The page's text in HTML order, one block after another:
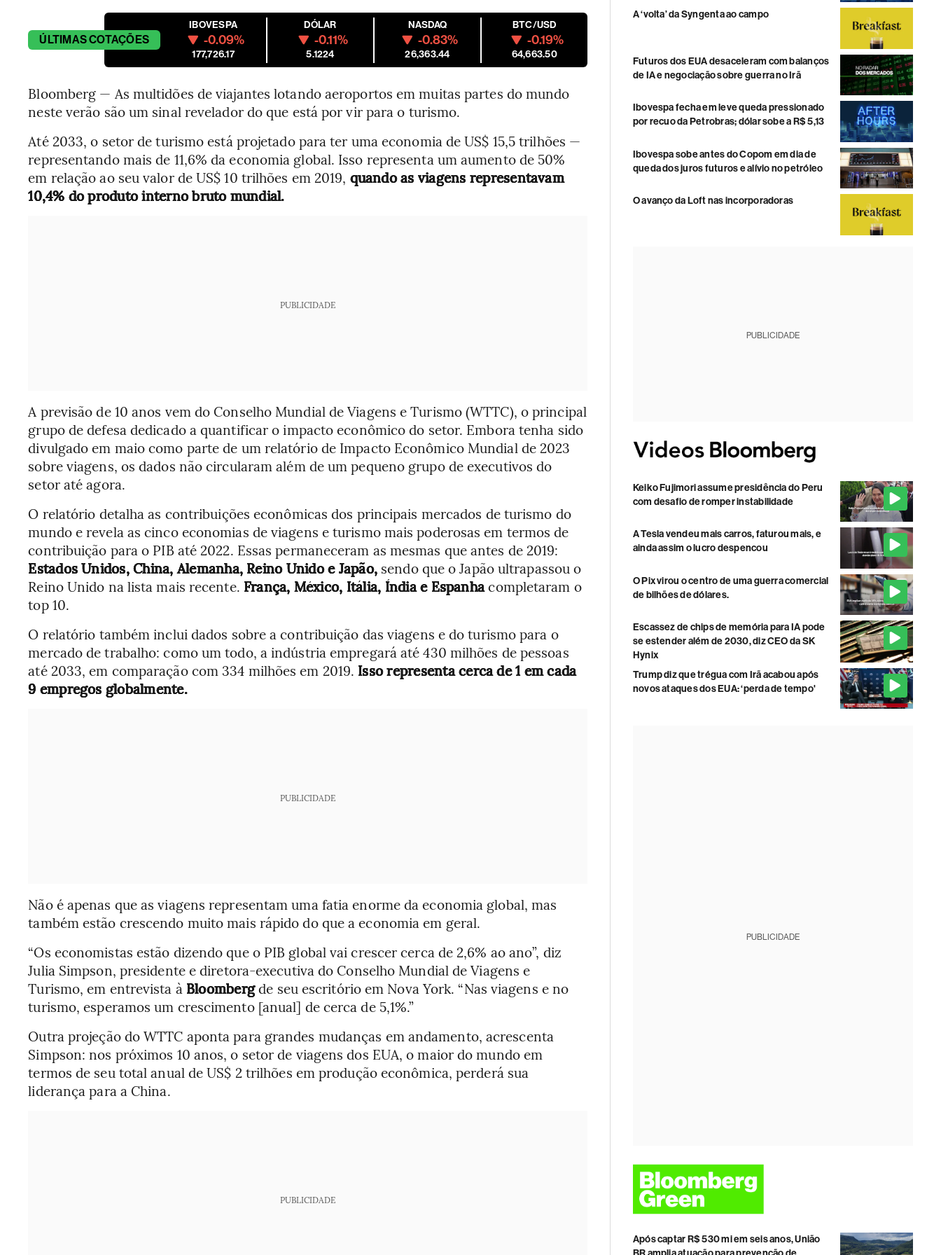
ÚLTIMASCOTAÇÕES
IBOVESPA
-0.09%
177,726.17
DÓLAR
-0.11%
5.1224
NASDAQ
-0.83%
26,363.44
BTC/USD
-0.19%
64,663.50
Bloomberg — As multidões de viajantes lotando aeroportos em muitas partes do mundo
neste verão são um sinal revelador do que está por vir para o turismo.
Até 2033, o setor de turismo está projetado para ter uma economia de US$ 15,5 trilhões —
representando mais de 11,6% da economia global. Isso representa um aumento de 50%
em relação ao seu valor de US$ 10 trilhões em 2019, quando as viagens representavam
10,4% do produto interno bruto mundial.
PUBLICIDADE
A previsão de 10 anos vem do Conselho Mundial de Viagens e Turismo (WTTC), o principal
grupo de defesa dedicado a quantificar o impacto econômico do setor. Embora tenha sido
divulgado em maio como parte de um relatório de Impacto Econômico Mundial de 2023
sobre viagens, os dados não circularam além de um pequeno grupo de executivos do
setor até agora.
O relatório detalha as contribuições econômicas dos principais mercados de turismo do
mundo e revela as cinco economias de viagens e turismo mais poderosas em termos de
contribuição para o PIB até 2022. Essas permaneceram as mesmas que antes de 2019:
Estados Unidos, China, Alemanha, Reino Unido e Japão, sendo que o Japão ultrapassou o
Reino Unido na lista mais recente. França, México, Itália, Índia e Espanhacompletaram o
top 10.
O relatório também inclui dados sobre a contribuição das viagens e do turismo para o
mercado de trabalho: como um todo, a indústria empregará até 430 milhões de pessoas
até 2033, em comparação com 334 milhões em 2019. Isso representa cerca de 1 em cada
9 empregos globalmente.
PUBLICIDADE
Não é apenas que as viagens representam uma fatia enorme da economia global, mas
também estão crescendo muito mais rápido do que a economia em geral.
“Os economistas estão dizendo que o PIB global vai crescer cerca de 2,6% ao ano”, diz
Julia Simpson, presidente e diretora-executiva do Conselho Mundial de Viagens e
Turismo, em entrevista à Bloombergde seu escritório em Nova York. “Nas viagens e no
turismo, esperamos um crescimento [anual] de cerca de 5,1%.”
Outra projeção do WTTC aponta para grandes mudanças em andamento, acrescenta
Simpson: nos próximos 10 anos, o setor de viagens dos EUA, o maior do mundo em
termos de seu total anual de US$ 2 trilhões em produção econômica, perderá sua
liderança para a China.
PUBLICIDADE
A ‘volta’ da Syngenta ao campo
Futuros dos EUA desaceleram com balanços
de IA e negociação sobre guerra no Irã
Ibovespa fecha em leve queda pressionado
por recuo da Petrobras; dólar sobe a R$ 5,13
Ibovespa sobe antes do Copom em dia de
queda dos juros futuros e alívio no petróleo
O avanço da Loft nas incorporadoras
PUBLICIDADE
Keiko Fujimori assume presidência do Peru
com desafio de romper instabilidade
A Tesla vendeu mais carros, faturou mais, e
ainda assim o lucro despencou
O Pix virou o centro de uma guerra comercial
de bilhões de dólares.
Escassez de chips de memória para IA pode
se estender além de 2030, diz CEO da SK
Hynix
Trump diz que trégua com Irã acabou após
novos ataques dos EUA: ‘perda de tempo'
PUBLICIDADE
Após captar R$ 530 mi em seis anos, União